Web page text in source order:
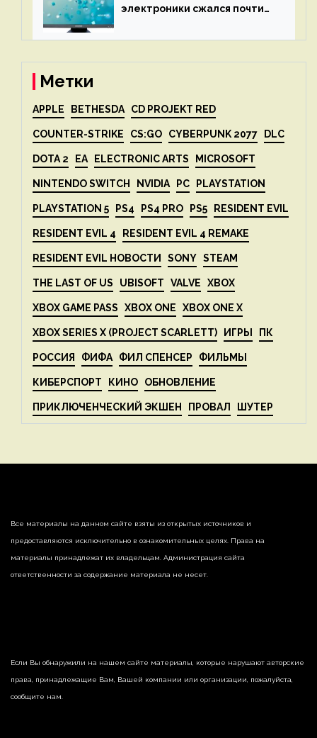
электроники сжался почти
Метки
APPLE BETHESDA CD PROJEKT RED
COUNTER-STRIKE CS:GO CYBERPUNK 2077 DLC
DOTA 2 EA ELECTRONIC ARTS MICROSOFT
NINTENDO SWITCH NVIDIA PC PLAYSTATION
PLAYSTATION 5 PS4 PS4 PRO PS5 RESIDENT EVIL
RESIDENT EVIL 4 RESIDENT EVIL 4 REMAKE
RESIDENT EVIL НОВОСТИ SONY STEAM
THE LAST OF US UBISOFT VALVE XBOX
XBOX GAME PASS XBOX ONE XBOX ONE X
XBOX SERIES X (PROJECT SCARLETT) ИГРЫ ПК
РОССИЯ ФИФА ФИЛ СПЕНСЕР ФИЛЬМЫ
КИБЕРСПОРТ КИНО ОБНОВЛЕНИЕ
ПРИКЛЮЧЕНЧЕСКИЙ ЭКШЕН ПРОВАЛ ШУТЕР
Все материалы на данном сайте взяты из открытых источников и
предоставляются исключительно в ознакомительных целях. Права на
материалы принадлежат их владельцам. Администрация сайта
ответственности за содержание материала не несет.
Если Вы обнаружили на нашем сайте материалы, которые нарушают авторские
права, принадлежащие Вам, Вашей компании или организации, пожалуйста,
сообщите нам.